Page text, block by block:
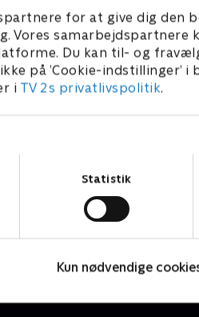
for at give dig den
Vores samarbejdspartnere
Du kan til- og
på ’Cookie-indstillinger’ i
i TV 2s privatlivspolitik.
Statistik
Kun nødvendige